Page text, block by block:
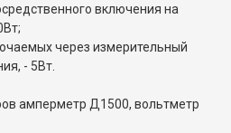
включения на
через измерительный
- 5Вт.
амперметр Д1500, вольтметр